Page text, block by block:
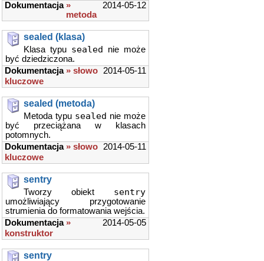
2014-05-12
Dokumentacja »
metoda
sealed (klasa)
Klasa typu sealed nie może
być dziedziczona.
2014-05-11
Dokumentacja » słowo
kluczowe
sealed (metoda)
Metoda typu sealed nie może
być przeciążana w klasach
potomnych.
2014-05-11
Dokumentacja » słowo
kluczowe
sentry
Tworzy obiekt sentry
umożliwiający przygotowanie
strumienia do formatowania wejścia.
2014-05-05
Dokumentacja »
konstruktor
sentry